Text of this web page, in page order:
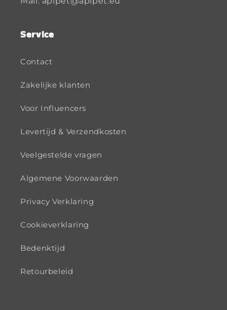
Service
Contact
Zakelijke klanten
Voor Influencers
Levertijd & Verzendkosten
Veelgestelde vragen
Algemene Voorwaarden
Privacy Verklaring
Cookieverklaring
Bedenktijd
Retourbeleid